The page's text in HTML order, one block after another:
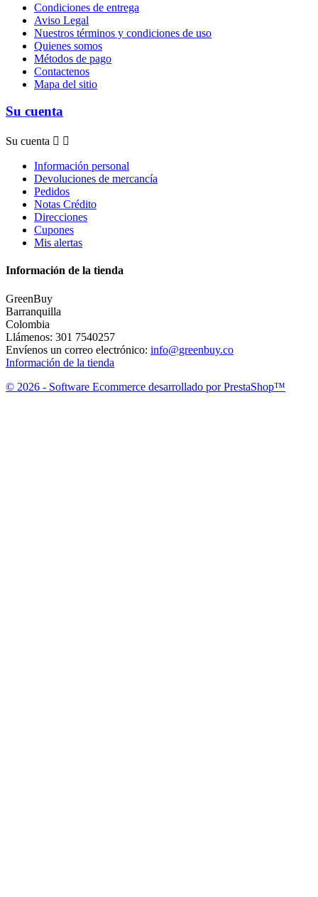
Condiciones de entrega
Aviso Legal
Nuestros términos y condiciones de uso
Quienes somos
Métodos de pago
Contactenos
Mapa del sitio
Su cuenta
Su cuenta  
Información personal
Devoluciones de mercancía
Pedidos
Notas Crédito
Direcciones
Cupones
Mis alertas
Información de la tienda
GreenBuy
Barranquilla
Colombia
Llámenos: 301 7540257
Envíenos un correo electrónico: info@greenbuy.co
Información de la tienda
© 2026 - Software Ecommerce desarrollado por PrestaShop™